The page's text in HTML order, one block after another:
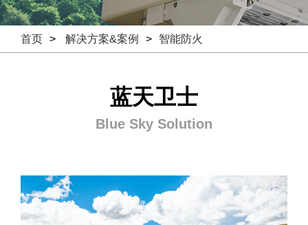
首页 > 解决方案&案例 > 智能防火
蓝天卫士
Blue Sky Solution